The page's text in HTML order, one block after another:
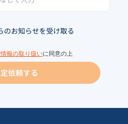
のお知らせを受け取る
報の取り扱いに同意の上
依頼する